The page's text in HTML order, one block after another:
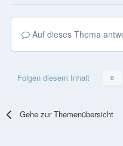
Auf dieses Thema
Folgen diesem Inhalt 0
Gehe zur Themenübersicht